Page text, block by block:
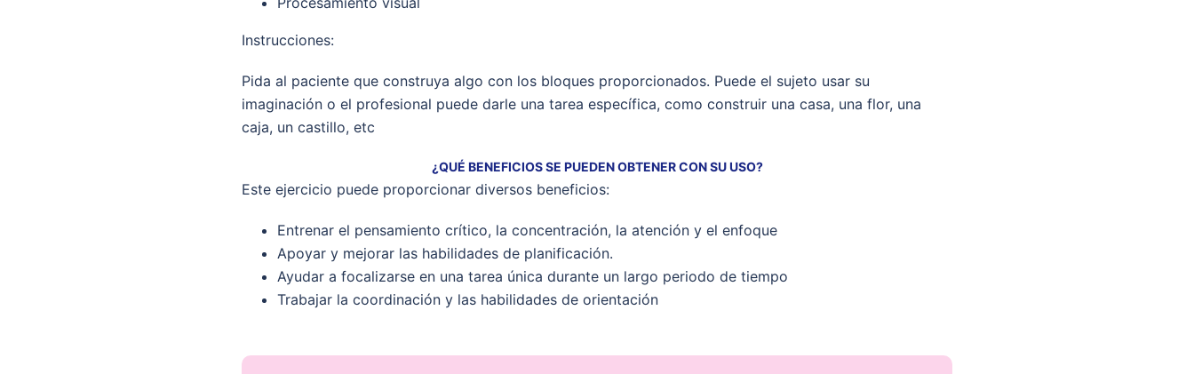
Instrucciones:
Pida al paciente que construya algo con los bloques proporcionados. Puede el sujeto usar su
imaginación o el profesional puede darle una tarea específica, como construir una casa, una flor, una
caja, un castillo, etc
¿QUÉ BENEFICIOS SE PUEDEN OBTENER CON SU USO?
Este ejercicio puede proporcionar diversos beneficios:
Entrenar el pensamiento crítico, la concentración, la atención y el enfoque
Apoyar y mejorar las habilidades de planificación.
Ayudar a focalizarse en una tarea única durante un largo periodo de tiempo
Trabajar la coordinación y las habilidades de orientación